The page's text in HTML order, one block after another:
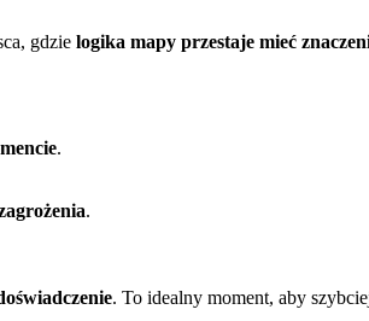
gdzie logika mapy przestaje mieć
.
.
. To idealny moment, aby